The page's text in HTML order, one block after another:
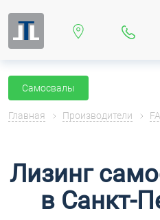
Самосвалы
Главная Производители
Лизинг
в Санкт-